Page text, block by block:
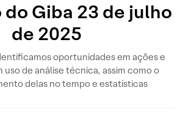
Giba 23 de julho
de 2025
oportunidades em ações e
uso de análise técnica, assim como o
delas no tempo e estatísticas